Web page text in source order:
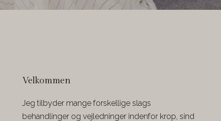
Velkommen
Jeg tilbyder mange forskellige slags
behandlinger og vejledninger indenfor krop, sind